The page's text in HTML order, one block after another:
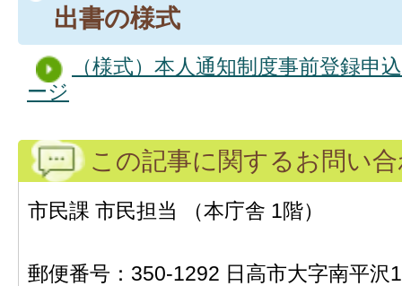
出書の様式
（様式）本人通知制度事前登録申
ージ
この記事に関するお問い
市民課 市民担当 （本庁舎 1階）
郵便番号：350-1292 日高市大字南平沢